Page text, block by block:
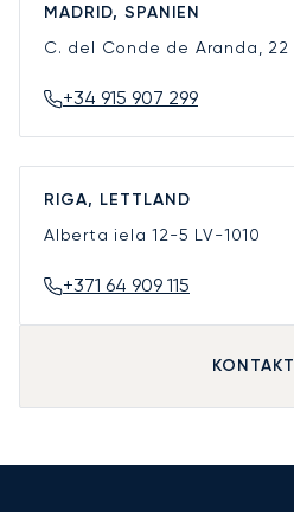
MADRID, SPANIEN
C. del Conde de Aranda, 22
+34 915 907 299
RIGA, LETTLAND
Alberta iela 12-5 LV-1010
+371 64 909 115
KONTAKT